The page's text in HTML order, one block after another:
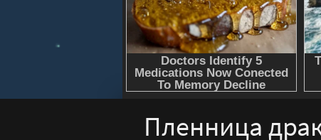
Пленница